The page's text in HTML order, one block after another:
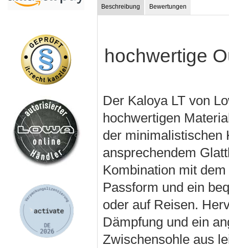
Beschreibung Bewertungen
hochwertige
Der Kaloya LT von
hochwertigen
der minimalistischen
ansprechendem
Kombination mit
Passform und ein
oder auf Reisen.
Dämpfung und ein
Zwischensohle aus